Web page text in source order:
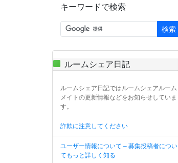
キーワードで検索
検索
ルームシェア日記
ルームシェア日記ではルームシェアルーム
メイトの更新情報などをお知らせしていま
す。
詐欺に注意してください
ユーザー情報について – 募集投稿者につい
てもっと詳しく知る